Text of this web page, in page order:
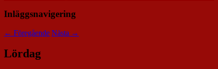
Inläggsnavigering
← Föregående Nästa →
Lördag